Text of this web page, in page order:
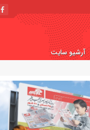
آرشیو سایت